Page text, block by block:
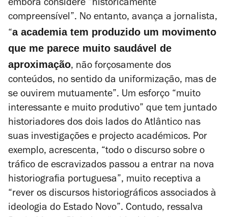
embora considere “historicamente
compreensível”. No entanto, avança a jornalista,
a academia tem produzido um movimento
que me parece muito saudável de
aproximação, não forçosamente dos
conteúdos, no sentido da uniformização, mas de
se ouvirem mutuamente”. Um esforço “muito
interessante e muito produtivo” que tem juntado
historiadores dos dois lados do Atlântico nas
suas investigações e projecto académicos. Por
exemplo, acrescenta, “todo o discurso sobre o
tráfico de escravizados passou a entrar na nova
historiografia portuguesa”, muito receptiva a
“rever os discursos historiográficos associados à
ideologia do Estado Novo”. Contudo, ressalva